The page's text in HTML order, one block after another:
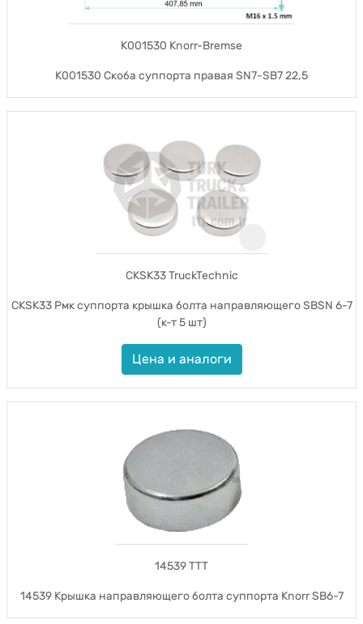
K001530 Knorr-Bremse
K001530 Скоба суппорта правая SN7-SB7 22,5
CKSK33 TruckTechnic
CKSK33 Рмк суппорта крышка болта направляющего SBSN 6-7
(к-т 5 шт)
Цена и аналоги
14539 TTT
14539 Крышка направляющего болта суппорта Knorr SB6-7